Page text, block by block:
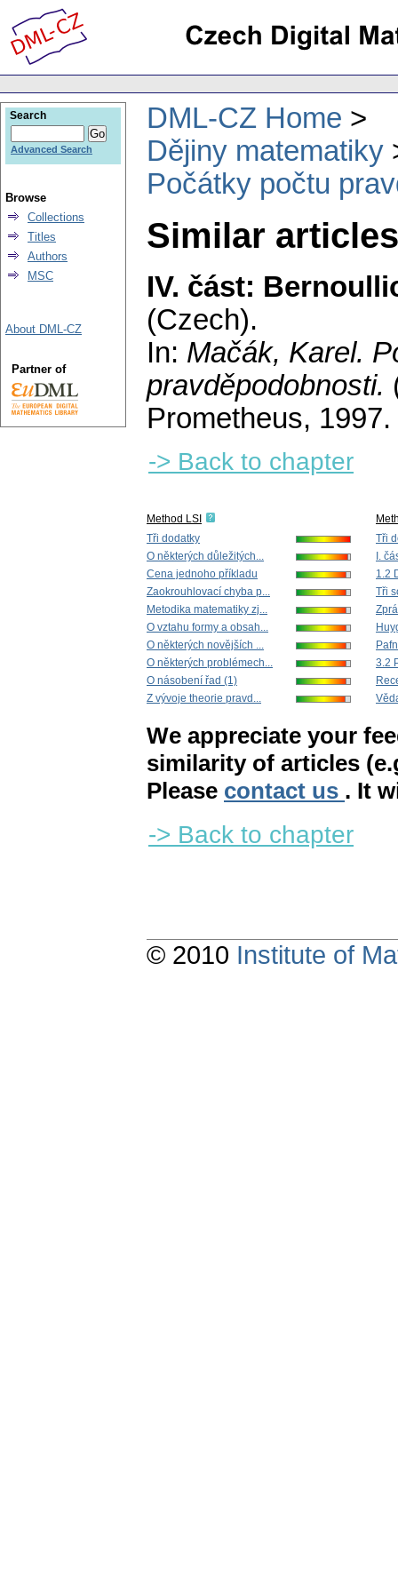
DML-CZ Home
Dějiny matematiky
Počátky počtu
Similar
IV. část:
(Czech).
In: Mačák, Karel.
pravděpodobnosti.
Prometheus,
-> Back to chapter
Method LSI
Tři dodatky
O některých důležitých...
Cena jednoho příkladu
Zaokrouhlovací chyba p...
Metodika matematiky zj...
O vztahu formy a obsah...
O některých novějších ...
O některých problémech...
O násobení řad (1)
Z vývoje theorie pravd...
Tři
I.
1.2
Tři
3.2
We appreciate your
similarity of articles
Please contact us . It
-> Back to chapter
Search
Advanced Search
Browse
Collections
Titles
Authors
MSC
About DML-CZ
Partner of
© 2010 Institute of